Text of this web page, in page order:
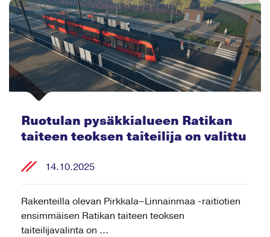
Ruotulan pysäkkialueen Ratikan
taiteen teoksen taiteilija on valittu
14.10.2025
Rakenteilla olevan Pirkkala–Linnainmaa -raitiotien
ensimmäisen Ratikan taiteen teoksen
taiteilijavalinta on ...